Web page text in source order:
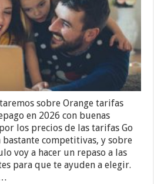
sobre Orange tarifas
en 2026 con buenas
los precios de las tarifas Go
bastante competitivas, y sobre
voy a hacer un repaso a las
para que te ayuden a elegir.